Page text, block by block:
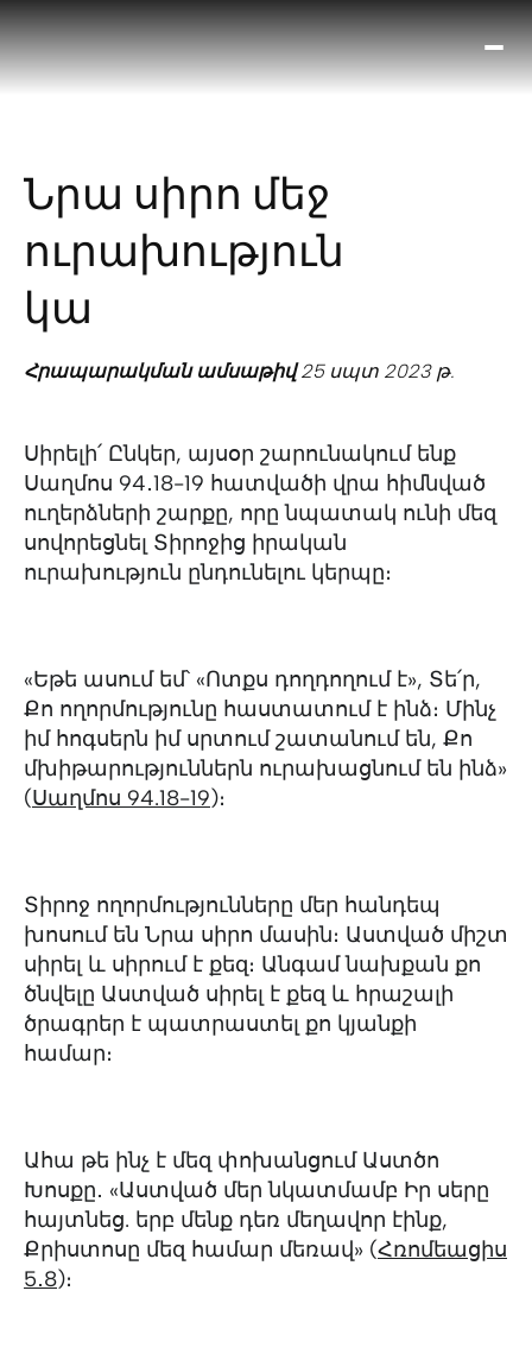
Նրա սիրո մեջ
ուրախություն
կա
Հրապարակման ամսաթիվ25 սպտ 2023 թ.
Սիրելի՛ Ընկեր, այսօր շարունակում ենք
Սաղմոս 94․18-19 հատվածի վրա հիմնված
ուղերձների շարքը, որը նպատակ ունի մեզ
սովորեցնել Տիրոջից իրական
ուրախություն ընդունելու կերպը։
«Եթե ասում եմ՝ «Ոտքս դողդողում է», Տե՛ր,
Քո ողորմությունը հաստատում է ինձ։ Մինչ
իմ հոգսերն իմ սրտում շատանում են, Քո
մխիթարություններն ուրախացնում են ինձ»
(Սաղմոս 94.18-19)։
Տիրոջ ողորմությունները մեր հանդեպ
խոսում են Նրա սիրո մասին։ Աստված միշտ
սիրել և սիրում է քեզ։ Անգամ նախքան քո
ծնվելը Աստված սիրել է քեզ և հրաշալի
ծրագրեր է պատրաստել քո կյանքի
համար։
Ահա թե ինչ է մեզ փոխանցում Աստծո
Խոսքը․ «Աստված մեր նկատմամբ Իր սերը
հայտնեց. երբ մենք դեռ մեղավոր էինք,
Քրիստոսը մեզ համար մեռավ» (Հռոմեացիս
5․8)։